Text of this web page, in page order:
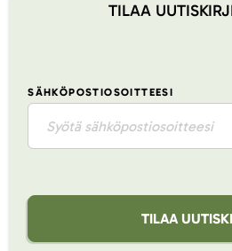
TILAA
SÄHKÖPOSTIOSOITTEESI
TILAA